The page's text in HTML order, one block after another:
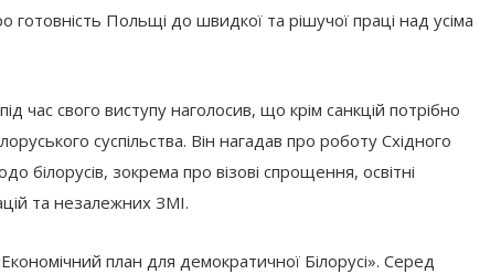
готовність Польщі до швидкої та рішучої праці над усіма
час свого виступу наголосив, що крім санкцій потрібно
суспільства. Він нагадав про роботу Східного
білорусів, зокрема про візові спрощення, освітні
та незалежних ЗМІ.
план для демократичної Білорусі». Серед